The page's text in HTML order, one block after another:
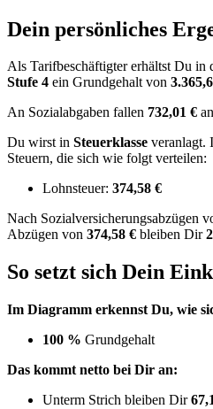
Dein persönliches
Als Tarifbeschäftigter erhältst Du in
Stufe 4 ein Grundgehalt von
An Sozialabgaben fallen 732,01 €
Du wirst in Steuerklasse veranlagt.
Steuern, die sich wie folgt verteilen:
Lohnsteuer: 374,58 €
Nach Sozialversicherungsabzügen
Abzügen von 374,58 € bleiben Dir
So setzt sich Dein
Im Diagramm erkennst Du, wie
100 % Grundgehalt
Das kommt netto bei Dir an:
Unterm Strich bleiben Dir